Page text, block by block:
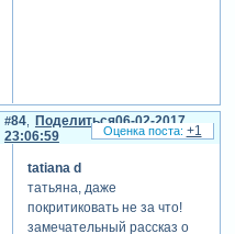
Поделиться
84
06-02-2017
23:06:59
tatiana d
татьяна, даже
покритиковать не за что!
замечательный рассказ о
+1